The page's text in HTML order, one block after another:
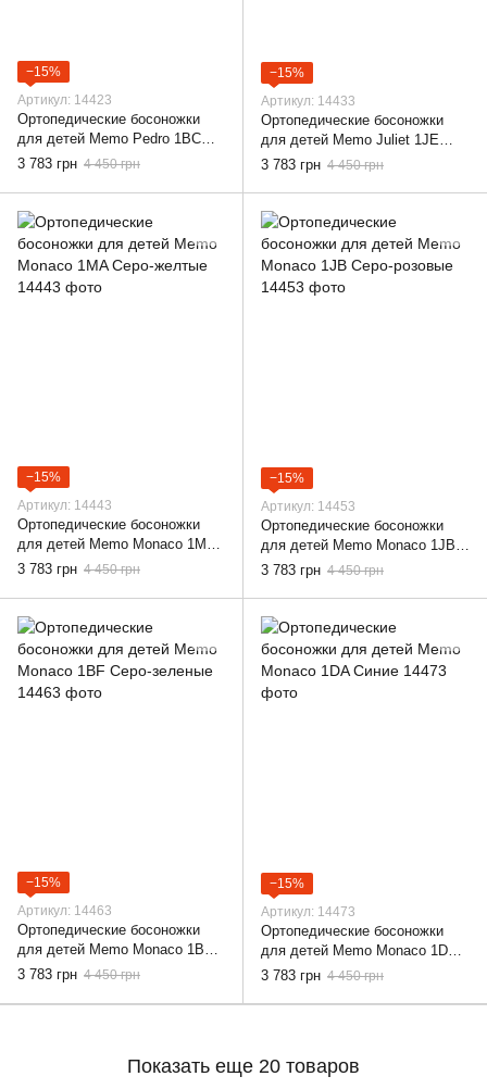
−15%
Артикул: 14423
Ортопедические босоножки
для детей Memo Pedro 1BC
Серые, 22
3 783 грн 4 450 грн
−15%
Артикул: 14433
Ортопедические босоножки
для детей Memo Juliet 1JE
Розовые, 22
3 783 грн 4 450 грн
−15%
Артикул: 14443
Ортопедические босоножки
для детей Memo Monaco 1MA
Серо-желтые, 22
3 783 грн 4 450 грн
−15%
Артикул: 14453
Ортопедические босоножки
для детей Memo Monaco 1JB
Серо-розовые, 22
3 783 грн 4 450 грн
−15%
Артикул: 14463
Ортопедические босоножки
для детей Memo Monaco 1BF
Серо-зеленые, 22
3 783 грн 4 450 грн
−15%
Артикул: 14473
Ортопедические босоножки
для детей Memo Monaco 1DA
Синие, 22
3 783 грн 4 450 грн
Показать еще 20 товаров